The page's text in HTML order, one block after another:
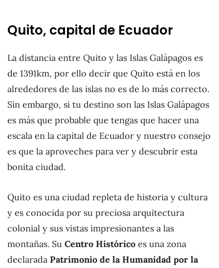
Quito, capital de Ecuador
La distancia entre Quito y las Islas Galápagos es
de 1391km, por ello decir que Quito está en los
alrededores de las islas no es de lo más correcto.
Sin embargo, si tu destino son las Islas Galápagos
es más que probable que tengas que hacer una
escala en la capital de Ecuador y nuestro consejo
es que la aproveches para ver y descubrir esta
bonita ciudad.
Quito es una ciudad repleta de historia y cultura
y es conocida por su preciosa arquitectura
colonial y sus vistas impresionantes a las
montañas. Su Centro Histórico es una zona
declarada Patrimonio de la Humanidad por la